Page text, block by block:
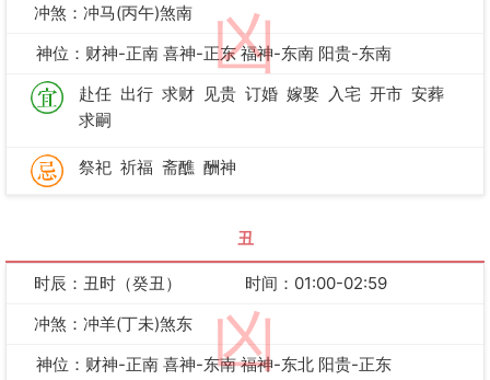
凶
冲煞：冲马(丙午)煞南
神位：财神-正南 喜神-正东 福神-东南 阳贵-东南
赴任 出行 求财 见贵 订婚 嫁娶 入宅 开市 安葬
求嗣
祭祀 祈福 斋醮 酬神
丑
凶
时辰：丑时（癸丑）
时间：01:00-02:59
冲煞：冲羊(丁未)煞东
神位：财神-正南 喜神-东南 福神-东北 阳贵-正东